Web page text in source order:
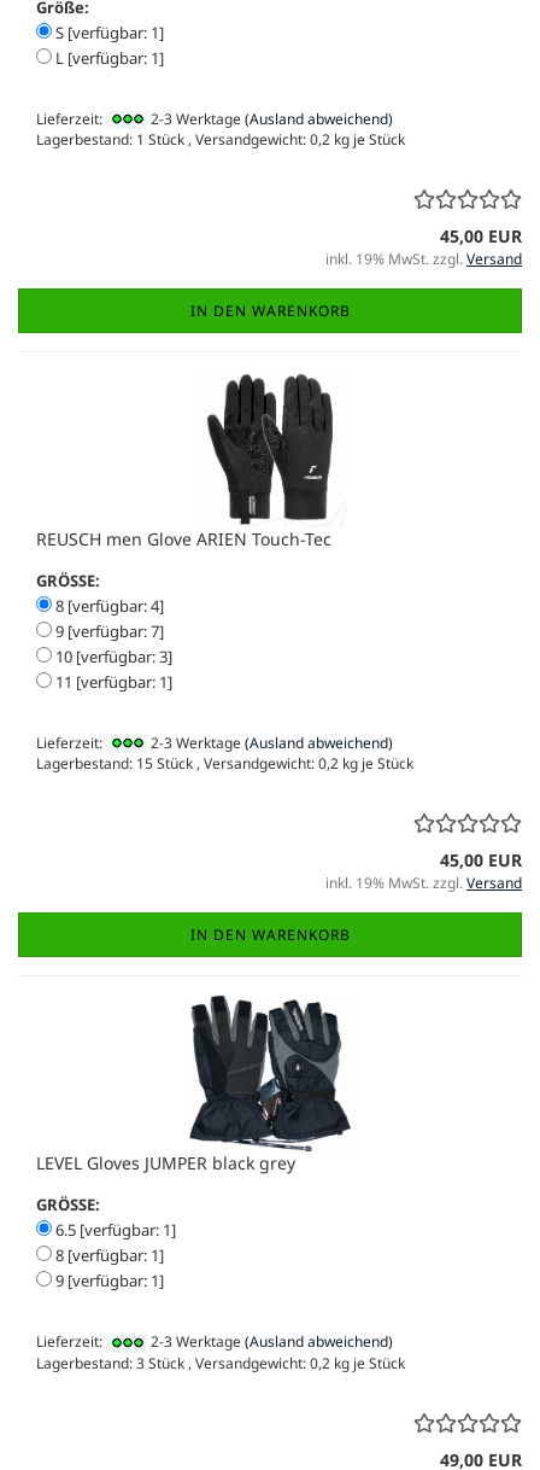
Größe:
S [verfügbar: 1]
L [verfügbar: 1]
Lieferzeit: 2-3 Werktage(Ausland abweichend)
Lagerbestand: 1 Stück , Versandgewicht:0,2 kg je Stück
45,00 EUR
inkl. 19% MwSt. zzgl.Versand
IN DEN WARENKORB
REUSCH men Glove ARIEN Touch-Tec
GRÖSSE:
8 [verfügbar: 4]
9 [verfügbar: 7]
10 [verfügbar: 3]
11 [verfügbar: 1]
Lieferzeit: 2-3 Werktage(Ausland abweichend)
Lagerbestand: 15 Stück , Versandgewicht:0,2 kg je Stück
45,00 EUR
inkl. 19% MwSt. zzgl.Versand
IN DEN WARENKORB
LEVEL Gloves JUMPER black grey
GRÖSSE:
6.5 [verfügbar: 1]
8 [verfügbar: 1]
9 [verfügbar: 1]
Lieferzeit: 2-3 Werktage(Ausland abweichend)
Lagerbestand: 3 Stück , Versandgewicht:0,2 kg je Stück
49,00 EUR